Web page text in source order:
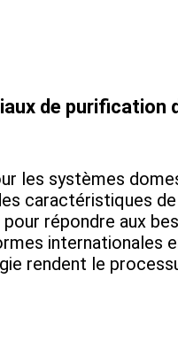
de purification
les systèmes
caractéristiques de
répondre aux
internationales
rendent le